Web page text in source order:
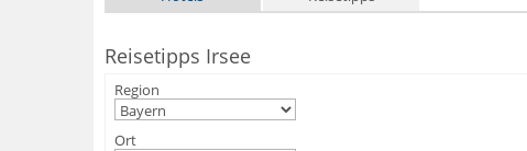
Reisetipps Irsee
Region
Ort